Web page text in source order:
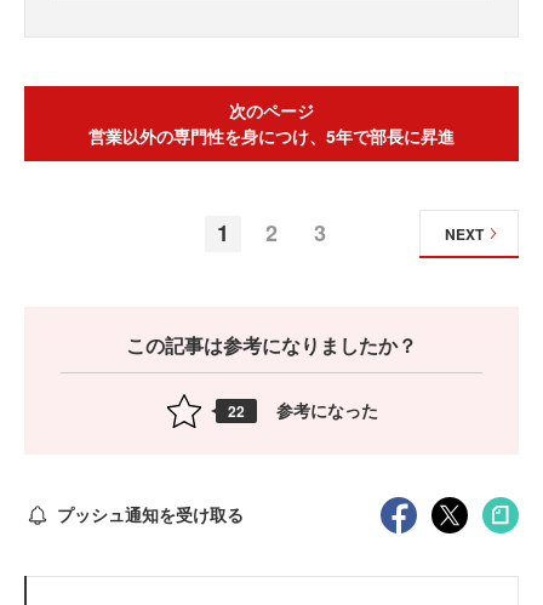
次のページ
営業以外の専門性を身につけ、5年で部長に昇進
1 2 3 NEXT
この記事は参考になりましたか？
22 参考になった
プッシュ通知を受け取る